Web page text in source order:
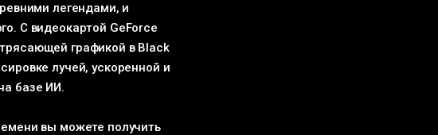
легендами, и
С видеокартой GeForce
графикой в Black
лучей, ускоренной и
базе ИИ.
вы можете получить